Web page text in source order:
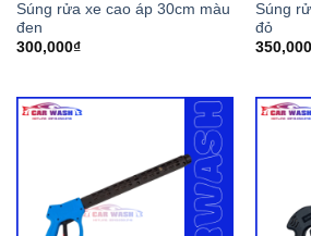
Súng rửa xe cao áp 30cm màu
đen
300,000₫
Súng
đỏ
350,000